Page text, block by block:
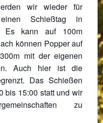
wir wieder für
Schießtag in
Es kann auf 100m
können Popper auf
mit der eigenen
Auch hier ist die
Das Schießen
bis 15:00 statt und wir
zu